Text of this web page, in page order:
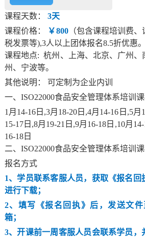
课程天数： 3天
课程价格：
￥800（包含课程培训费、
税发票等),3人以上团体报名8.5折优惠。
课程地点: 杭州、上海、北京、广州、
州、宁波等。
其他说明： 可定制为企业内训
一、ISO22000食品安全管理体系培训
1月14-16日,3月18-20日,4月14-16日,5月
15-17日,8月19-21日,9月16-18日,10月
16-18日
二、ISO22000食品安全管理体系培训
报名方式
1、学员联系客服人员，获取《报名回
进行下载；
2、填写《报名回执》后，发送文件
箱；
3、开课前一周客服人员会联系学员，